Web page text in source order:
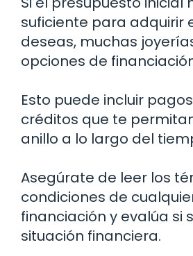
suficiente para adquirir
deseas, muchas
opciones de
Esto puede incluir
créditos que te
anillo a lo largo del
Asegúrate de leer los
condiciones de
financiación y evalúa si
situación financiera.